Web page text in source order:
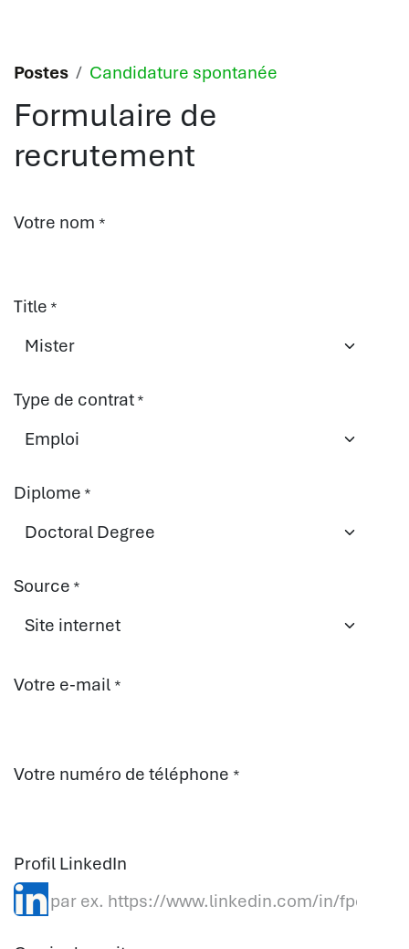
Postes Candidature spontanée
Formulaire de
recrutement
Votre nom *
Title *
Type de contrat*
Diplome *
Source *
Votre e-mail *
Votre numéro de téléphone *
Profil LinkedIn